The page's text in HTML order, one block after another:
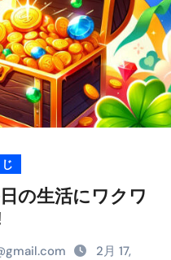
同意管理ツール「
ブラックでも毎日「ビット
入消費税】輸入に消費税は
動画は国にすぐ消されま
にありえる？日経平均
ィリエイト【稼げるキーワ
見】融資受けるなら”コレ”
士が教える「投資詐欺」
の生活にワクワ
2月 17,